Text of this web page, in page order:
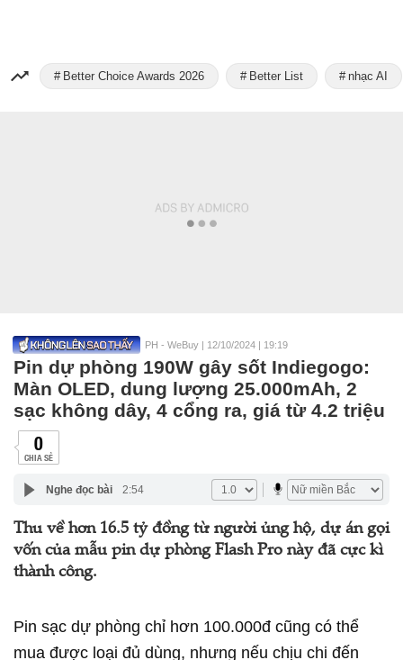
Better Choice Awards 2026 Better List nhạc AI
PH - WeBuy | 12/10/2024 | 19:19
Pin dự phòng 190W gây sốt Indiegogo:
Màn OLED, dung lượng 25.000mAh, 2
sạc không dây, 4 cổng ra, giá từ 4.2 triệu
0
CHIA SẺ
Nghe đọc bài 2:54
Thu về hơn 16.5 tỷ đồng từ người ủng hộ, dự án gọi
vốn của mẫu pin dự phòng Flash Pro này đã cực kì
thành công.
Pin sạc dự phòng chỉ hơn 100.000đ cũng có thể
mua được loại đủ dùng, nhưng nếu chịu chi đến